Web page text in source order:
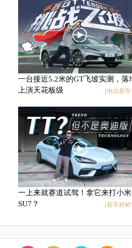
一台接近5.2米的GT飞坡实测，落
上演天花板级
[电动新车
一上来就赛道试驾！拿它来打小米
SU7？
[新车抢鲜